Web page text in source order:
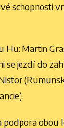
schopnosti
Martin
jezdí do